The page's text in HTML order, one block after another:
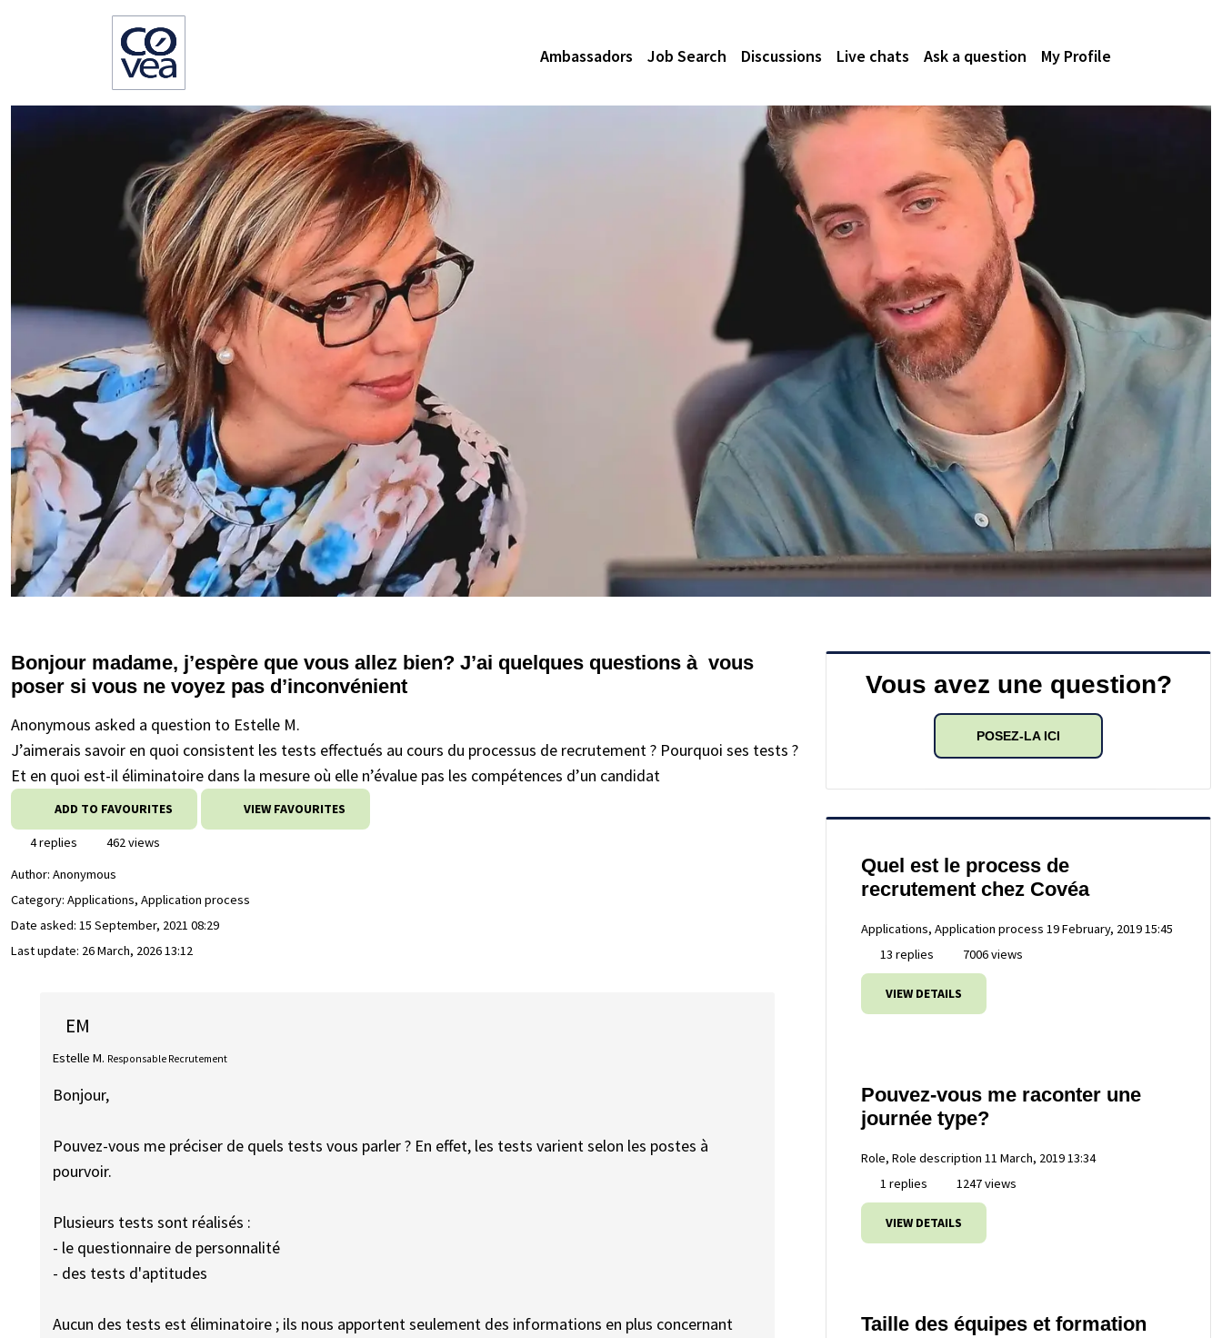
Ambassadors Job Search Discussions Live chats Ask a question My Profile
Bonjour madame, j’espère que vous allez bien? J’ai quelques questions à vous
poser si vous ne voyez pas d’inconvénient
Anonymous asked a question to Estelle M.
J’aimerais savoir en quoi consistent les tests effectués au cours du processus de recrutement ? Pourquoi ses tests ?
Et en quoi est-il éliminatoire dans la mesure où elle n’évalue pas les compétences d’un candidat
ADD TO FAVOURITES VIEW FAVOURITES
4 replies
462 views
Author: Anonymous
Category: Applications, Application process
Date asked: 15 September, 2021 08:29
Last update: 26 March, 2026 13:12
EM
Estelle M. Responsable Recrutement
Bonjour,
Pouvez-vous me préciser de quels tests vous parler ? En effet, les tests varient selon les postes à
pourvoir.
Plusieurs tests sont réalisés :
- le questionnaire de personnalité
- des tests d'aptitudes
Aucun des tests est éliminatoire ; ils nous apportent seulement des informations en plus concernant
Vous avez une question?
POSEZ-LA ICI
Quel est le process de
recrutement chez Covéa
Applications, Application process 19 February, 2019 15:45
13 replies
7006 views
VIEW DETAILS
Pouvez-vous me raconter une
journée type?
Role, Role description 11 March, 2019 13:34
1 replies
1247 views
VIEW DETAILS
Taille des équipes et formation